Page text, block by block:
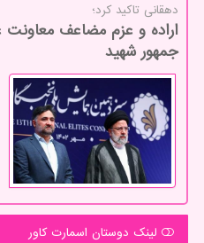
دهقانی تاكید كرد؛
اراده و عزم مضاعف معاونت
جمهور شهید
لینک دوستان اسمارت كاور